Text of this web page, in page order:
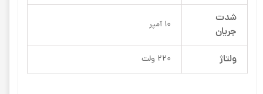
شدت
جریان
10 آمپر
ولتاژ 220 ولت